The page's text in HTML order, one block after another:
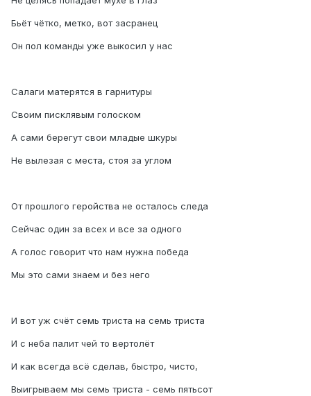
Бьёт чётко, метко, вот засранец
Он пол команды уже выкосил у нас
Салаги матерятся в гарнитуры
Своим писклявым голоском
А сами берегут свои младые шкуры
Не вылезая с места, стоя за углом
От прошлого геройства не осталось следа
Сейчас один за всех и все за одного
А голос говорит что нам нужна победа
Мы это сами знаем и без него
И вот уж счёт семь триста на семь триста
И с неба палит чей то вертолёт
И как всегда всё сделав, быстро, чисто,
Выигрываем мы семь триста - семь пятьсот